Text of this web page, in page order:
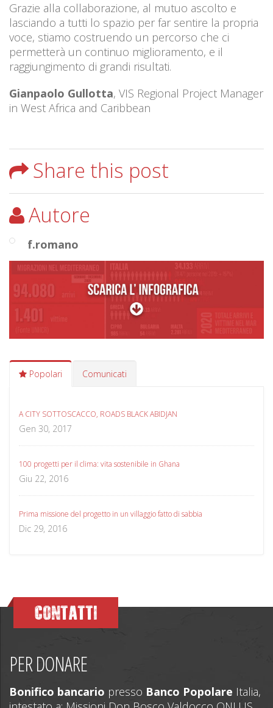
Grazie alla collaborazione, al mutuo ascolto e
lasciando a tutti lo spazio per far sentire la propria
voce, stiamo costruendo un percorso che ci
permetterà un continuo miglioramento, e il
raggiungimento di grandi risultati.
Gianpaolo Gullotta, VIS Regional Project Manager
in West Africa and Caribbean
Share this post
Autore
f.romano
Popolari Comunicati
A CITY SOTTOSCACCO, ROADS BLACK ABIDJAN
Gen 30, 2017
100 progetti per il clima: vita sostenibile in Ghana
Giu 22, 2016
Prima missione del progetto in un villaggio fatto di sabbia
Dic 29, 2016
CONTATTI
PER DONARE
Bonifico bancario presso Banco Popolare Italia,